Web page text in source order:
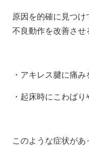
原因を的確に見つ
不良動作を改善させ
・アキレス腱に痛み
・起床時にこわばり
このような症状があ